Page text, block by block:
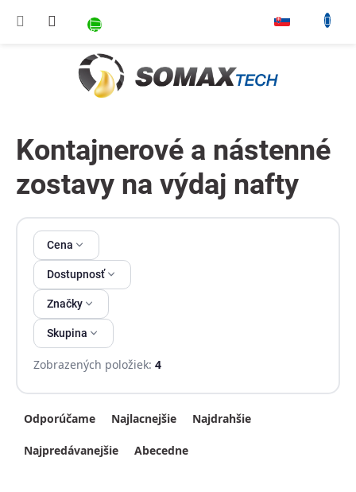
NÁKUPNÝ KOŠÍK
Kontajnerové a nástenné
zostavy na výdaj nafty
Cena
Dostupnosť
Značky
Skupina
Zobrazených položiek: 4
Výpis produktov
Radenie produktov
Odporúčame Najlacnejšie Najdrahšie
Najpredávanejšie Abecedne